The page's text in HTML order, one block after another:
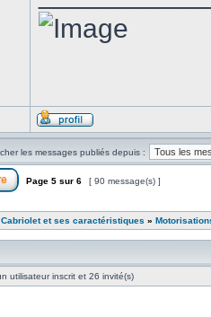
les messages publiés depuis :
Page 5 sur 6 [ 90 message(s) ]
Cabriolet et ses caractéristiques »
utilisateur inscrit et 26 invité(s)